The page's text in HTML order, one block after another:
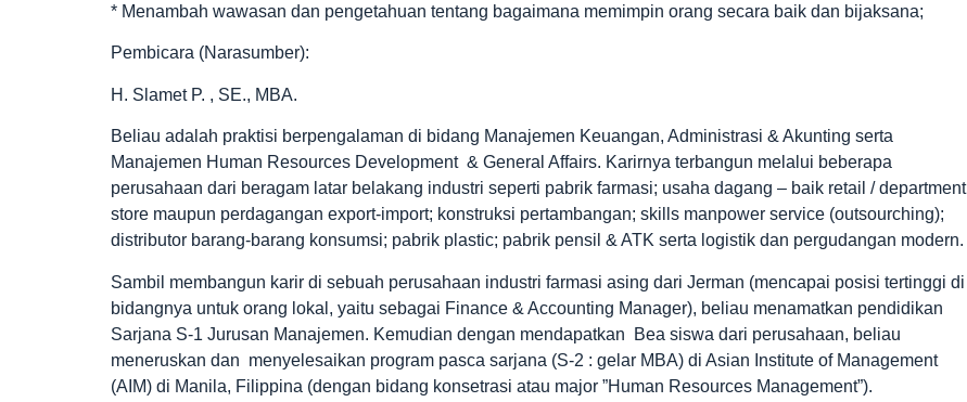
* Menambah wawasan dan pengetahuan tentang bagaimana memimpin orang secara baik dan bijaksana;
Pembicara (Narasumber):
H. Slamet P. , SE., MBA.
Beliau adalah praktisi berpengalaman di bidang Manajemen Keuangan, Administrasi & Akunting serta
Manajemen Human Resources Development & General Affairs. Karirnya terbangun melalui beberapa
perusahaan dari beragam latar belakang industri seperti pabrik farmasi; usaha dagang – baik retail / department
store maupun perdagangan export-import; konstruksi pertambangan; skills manpower service (outsourching);
distributor barang-barang konsumsi; pabrik plastic; pabrik pensil & ATK serta logistik dan pergudangan modern.
Sambil membangun karir di sebuah perusahaan industri farmasi asing dari Jerman (mencapai posisi tertinggi di
bidangnya untuk orang lokal, yaitu sebagai Finance & Accounting Manager), beliau menamatkan pendidikan
Sarjana S-1 Jurusan Manajemen. Kemudian dengan mendapatkan Bea siswa dari perusahaan, beliau
meneruskan dan menyelesaikan program pasca sarjana (S-2 : gelar MBA) di Asian Institute of Management
(AIM) di Manila, Filippina (dengan bidang konsetrasi atau major ”Human Resources Management”).